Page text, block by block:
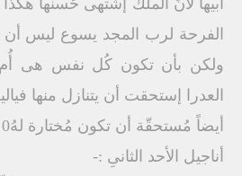
الفرحة لرب المجد يسوع ليس أن
ولكن بأن تكون كُل نفس هى
العدرا إستحقت أن يتنازل منها
أيضاً مُستحقّة أن تكون مُختارة لهُ0
أناجيل الأحد الثانىِ :-